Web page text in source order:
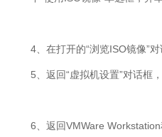
4、在打开的“浏览ISO镜像”
5、返回“虚拟机设置”对话框，
6、返回VMWare Workstation